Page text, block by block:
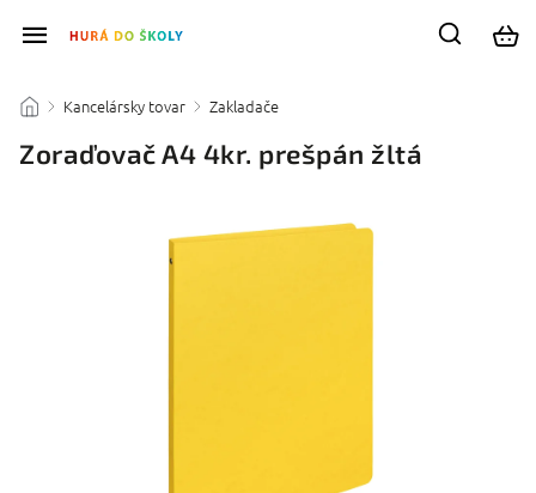
/ Kancelársky tovar / Zakladače
Zoraďovač A4 4kr. prešpán žltá